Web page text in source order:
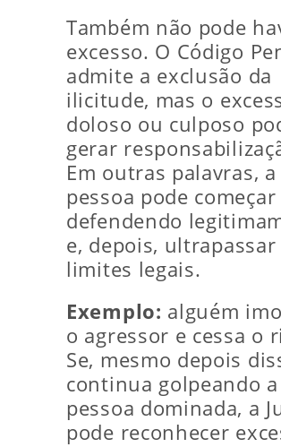
Também não pode
excesso. O Código
admite a exclusão da
ilicitude, mas o
doloso ou culposo
gerar
Em outras palavras, a
pessoa pode começar
defendendo
e, depois, ultrapassar
limites legais.
Exemplo: alguém
o agressor e cessa o
Se, mesmo depois
continua golpeando a
pessoa dominada, a
pode reconhecer